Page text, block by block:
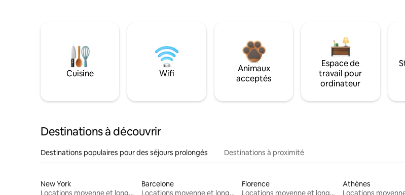
Cuisine Wifi
Animaux
acceptés
Espace de
travail pour
ordinateur
Destinations à découvrir
Destinations populaires pour des séjours prolongés Destinations à proximité
New York
Locations moyenne et longue durée
Barcelone
Locations moyenne et longue durée
Florence
Locations moyenne et longue durée
Athènes